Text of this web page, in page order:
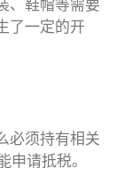
、鞋帽等需要
了一定的开
必须持有相关
申请抵税。